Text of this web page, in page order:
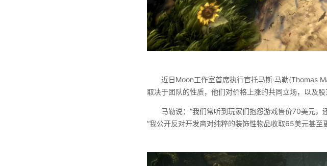
近日Moon工作室首席执行官托马斯·马勒(Thomas
取决于团队的性质，他们对价格上涨的共同立场，以及股
马勒说：“我们常听到玩家们抱怨游戏售价70美元
“我公开反对开发商对纯粹的装饰性物品收取65美元甚至